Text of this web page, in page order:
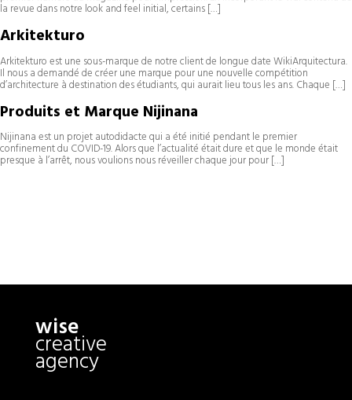
la revue dans notre look and feel initial, certains […]
Arkitekturo
Arkitekturo est une sous-marque de notre client de longue date WikiArquitectura.
Il nous a demandé de créer une marque pour une nouvelle compétition
d’architecture à destination des étudiants, qui aurait lieu tous les ans. Chaque […]
Produits et Marque Nijinana
Nijinana est un projet autodidacte qui a été initié pendant le premier
confinement du COVID-19. Alors que l’actualité était dure et que le monde était
presque à l’arrêt, nous voulions nous réveiller chaque jour pour […]
wise
creative
agency